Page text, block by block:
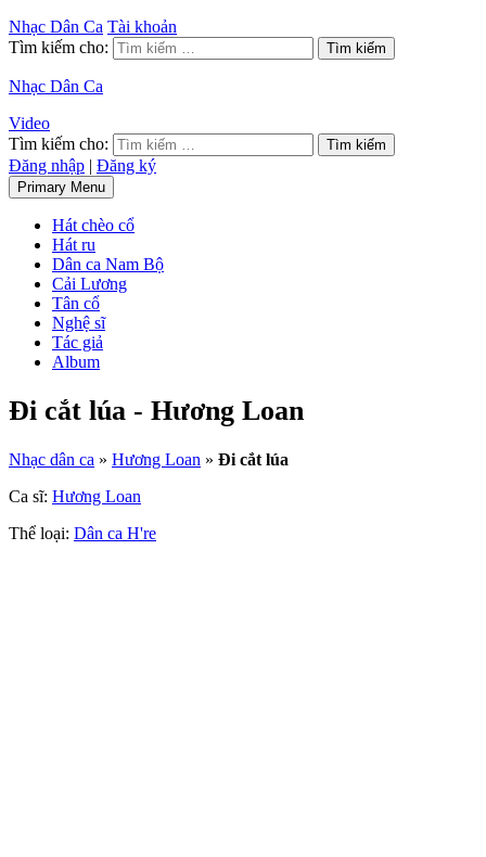
Nhạc Dân Ca Tài khoản
Tìm kiếm cho:
Nhạc Dân Ca
Video
Tìm kiếm cho:
Đăng nhập | Đăng ký
Primary Menu
Hát chèo cổ
Hát ru
Dân ca Nam Bộ
Cải Lương
Tân cổ
Nghệ sĩ
Tác giả
Album
Đi cắt lúa - Hương Loan
Nhạc dân ca » Hương Loan » Đi cắt lúa
Ca sĩ: Hương Loan
Thể loại: Dân ca H're